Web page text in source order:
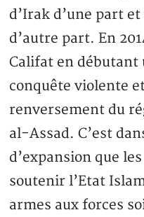
d’Irak d’une part
d’autre part. En
Califat en débutant
conquête violente
renversement du
al-Assad. C’est
d’expansion que
soutenir l’Etat
armes aux forces